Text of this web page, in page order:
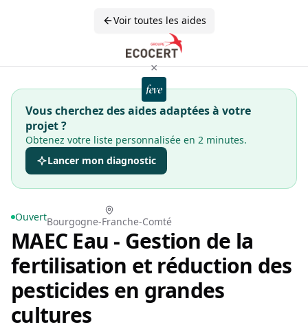
Voir toutes les aides
×
Vous cherchez des aides adaptées à votre
projet ?
Obtenez votre liste personnalisée en 2 minutes.
Lancer mon diagnostic
OuvertBourgogne-Franche-Comté
MAEC Eau - Gestion de la
fertilisation et réduction des
pesticides en grandes
cultures